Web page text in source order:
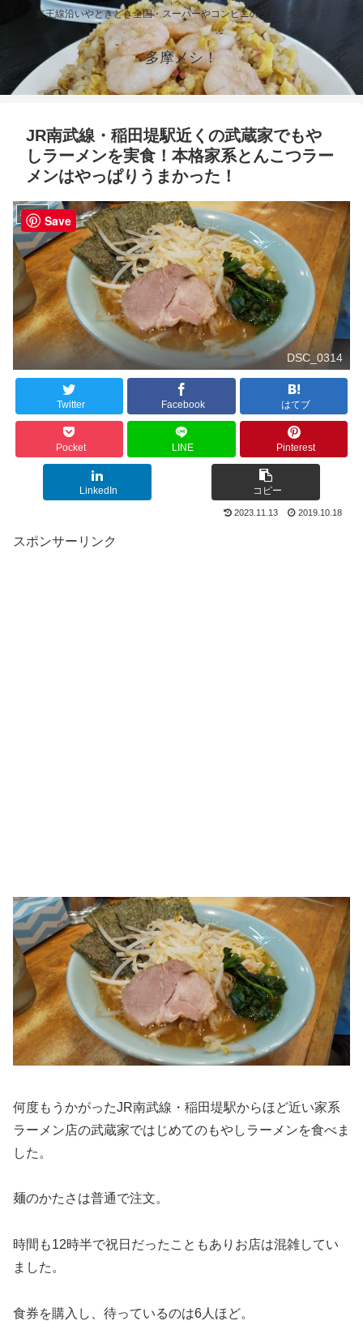
京王線沿いやときどき全国・スーパーやコンビニのグルメを紹介！
多摩メシ！
JR南武線・稲田堤駅近くの武蔵家でもや
しラーメンを実食！本格家系とんこつラー
メンはやっぱりうまかった！
稲田堤
DSC_0314
Twitter Facebook はてブ
Pocket LINE Pinterest
LinkedIn コピー
2023.11.13 2019.10.18
スポンサーリンク
何度もうかがったJR南武線・稲田堤駅からほど近い家系
ラーメン店の武蔵家ではじめてのもやしラーメンを食べま
した。
麺のかたさは普通で注文。
時間も12時半で祝日だったこともありお店は混雑してい
ました。
食券を購入し、待っているのは6人ほど。
Save